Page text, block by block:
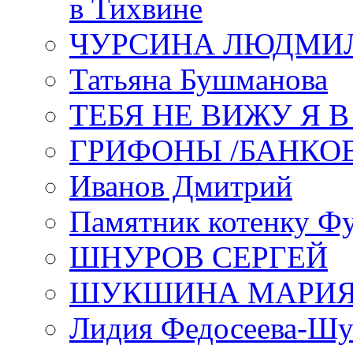
в Тихвине
ЧУРСИНА
Татьяна Бушманова
ТЕБЯ НЕ ВИЖУ Я
ГРИФОНЫ /
Иванов Дмитрий
Памятник котенку
ШНУРОВ СЕРГЕЙ
ШУКШИНА
Лидия Федосеева-